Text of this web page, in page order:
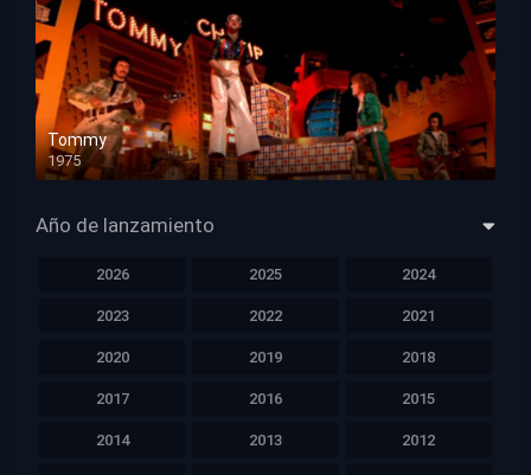
Tommy
1975
HD 1080p
Año de lanzamiento
2026 2025 2024
2023 2022 2021
2020 2019 2018
2017 2016 2015
2014 2013 2012